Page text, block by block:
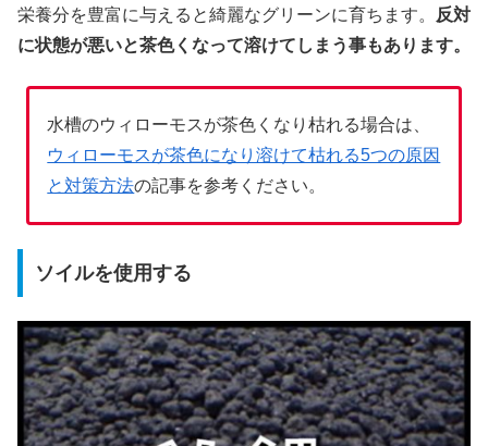
栄養分を豊富に与えると綺麗なグリーンに育ちます。
反対
に状態が悪いと茶色くなって溶けてしまう事もあります。
水槽のウィローモスが茶色くなり枯れる場合は、
ウィローモスが茶色になり溶けて枯れる5つの原因
と対策方法の記事を参考ください。
ソイルを使用する